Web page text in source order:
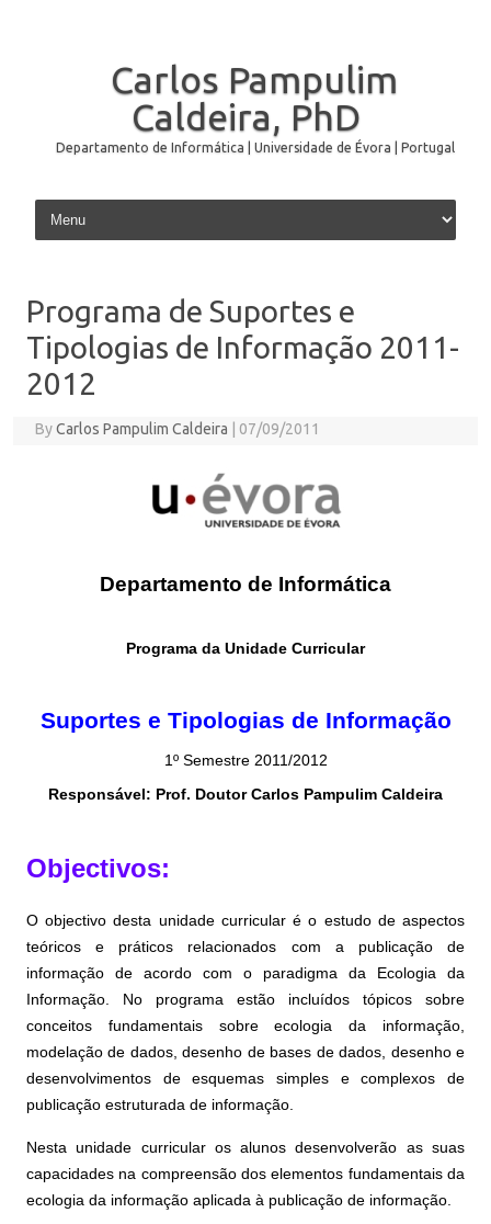
Carlos Pampulim
Caldeira, PhD
Departamento de Informática | Universidade de Évora | Portugal
Skip to content
Programa de Suportes e
Tipologias de Informação 2011-
2012
ByCarlos Pampulim Caldeira 07/09/2011
Departamento de Informática
Programa da Unidade Curricular
Suportes e Tipologias de Informação
1º Semestre 2011/2012
Responsável: Prof. Doutor Carlos Pampulim Caldeira
Objectivos:
O objectivo desta unidade curricular é o estudo de aspectos
teóricos e práticos relacionados com a publicação de
informação de acordo com o paradigma da Ecologia da
Informação. No programa estão incluídos tópicos sobre
conceitos fundamentais sobre ecologia da informação,
modelação de dados, desenho de bases de dados, desenho e
desenvolvimentos de esquemas simples e complexos de
publicação estruturada de informação.
Nesta unidade curricular os alunos desenvolverão as suas
capacidades na compreensão dos elementos fundamentais da
ecologia da informação aplicada à publicação de informação.